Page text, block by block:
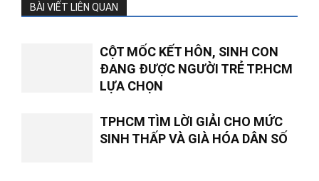
BÀI VIẾT LIÊN QUAN
CỘT MỐC KẾT HÔN, SINH CON
ĐANG ĐƯỢC NGƯỜI TRẺ TP.HCM
LỰA CHỌN
TPHCM TÌM LỜI GIẢI CHO MỨC
SINH THẤP VÀ GIÀ HÓA DÂN SỐ